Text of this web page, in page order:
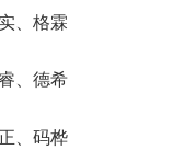
、格霖
、德希
、码桦